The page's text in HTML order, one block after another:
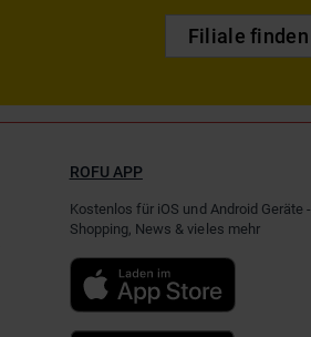
Filiale finden
ROFU APP
Kostenlos für iOS und Android Geräte -
Shopping, News & vieles mehr